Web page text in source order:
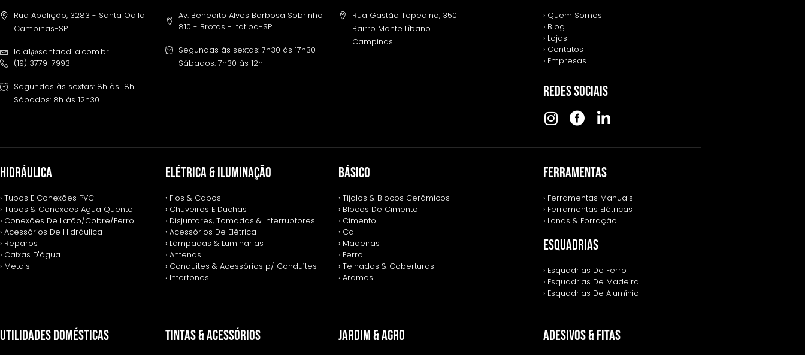
Rua Abolição, 3283 - Santa Odila
Campinas-SP
loja1@santaodila.com.br
(19) 3779-7993
Segundas às sextas: 8h às 18h
Sábados: 8h às 12h30
Av. Benedito Alves Barbosa Sobrinho
810 - Brotas - Itatiba-SP
Segundas às sextas: 7h30 às 17h30
Sábados: 7h30 às 12h
Rua Gastão Tepedino, 350
Bairro Monte Líbano
Campinas
› Quem Somos
› Blog
› Lojas
› Contatos
› Empresas
REDES SOCIAIS
HIDRÁULICA
› Tubos E Conexões PVC
› Tubos & Conexões Agua Quente
› Conexões De Latão/Cobre/Ferro
› Acessórios De Hidráulica
› Reparos
› Caixas D'água
› Metais
ELÉTRICA & ILUMINAÇÃO
› Fios & Cabos
› Chuveiros E Duchas
› Disjuntores, Tomadas & Interruptores
› Acessórios De Elétrica
› Lâmpadas & Luminárias
› Antenas
› Conduites & Acessórios p/ Conduítes
› Interfones
BÁSICO
› Tijolos & Blocos Cerâmicos
› Blocos De Cimento
› Cimento
› Cal
› Madeiras
› Ferro
› Telhados & Coberturas
› Arames
FERRAMENTAS
› Ferramentas Manuais
› Ferramentas Elétricas
› Lonas & Forração
ESQUADRIAS
› Esquadrias De Ferro
› Esquadrias De Madeira
› Esquadrias De Alumínio
UTILIDADES DOMÉSTICAS TINTAS & ACESSÓRIOS JARDIM & AGRO ADESIVOS & FITAS